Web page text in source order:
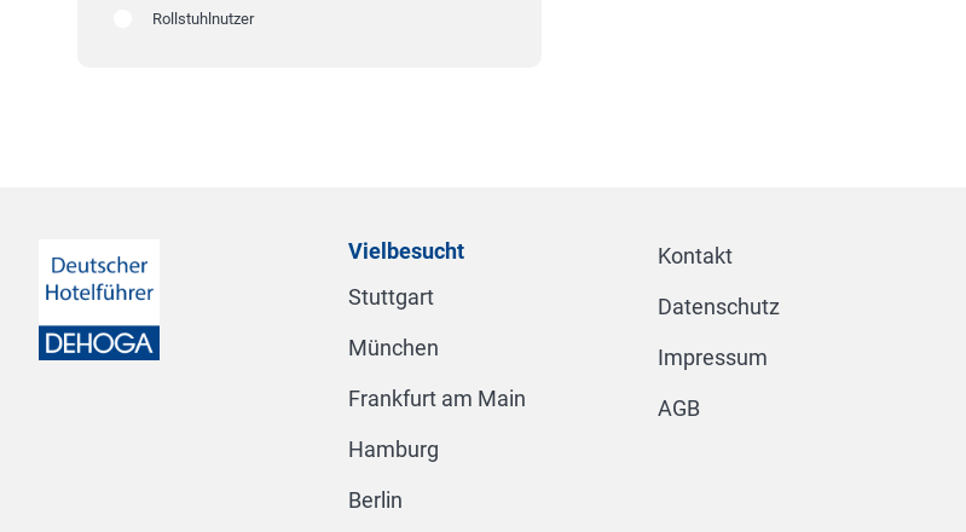
Rollstuhlnutzer
Vielbesucht
Stuttgart
München
Frankfurt am Main
Hamburg
Berlin
Kontakt
Datenschutz
Impressum
AGB